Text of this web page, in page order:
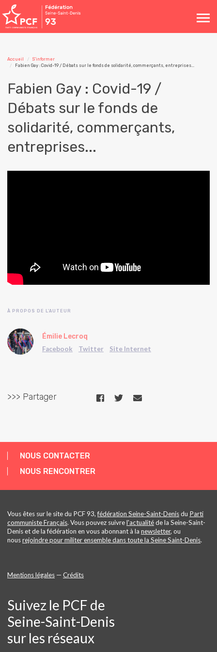
Toggle
navigation
Accueil
S'informer
Fabien Gay : Covid-19 / Débats sur le fonds de solidarité, commerçants, entreprises...
Fabien Gay : Covid-19 /
Débats sur le fonds de
solidarité, commerçants,
entreprises...
À PROPOS DE L'AUTEUR
Émilie Lecroq
Facebook Twitter Site Internet
>>> Partager
NOUS CONTACTER
NOUS RENCONTRER
Vous êtes sur le site du PCF 93,fédération Seine-Saint-Denisdu Parti
communiste Français. Vous pouvez suivrel'actualitéde la Seine-Saint-
Denis et de la fédération en vous abonnant à la newsletter, ou
nousrejoindre pour militer ensemble dans toute la Seine Saint-Denis.
Mentions légales — Crédits
Suivez le PCF de
Seine-Saint-Denis
sur les réseaux